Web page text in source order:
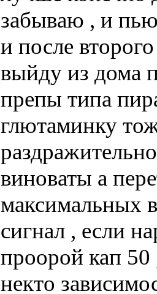
забываю , и пью
и после
выйду из дома
препы типа
глютаминку
виноваты а
максимальных
сигнал , если
проорой кап 50
некто